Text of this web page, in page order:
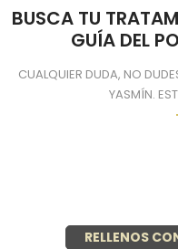
BUSCA TU
GUÍA DEL
CUALQUIER DUDA, NO
YASMÍN.
RELLENOS